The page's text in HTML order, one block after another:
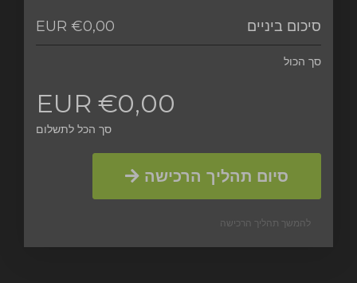
סיכום ביניים €0,00 EUR
סך הכול
€0,00 EUR
סך הכל לתשלום
סיום תהליך הרכישה
להמשך תהליך הרכישה